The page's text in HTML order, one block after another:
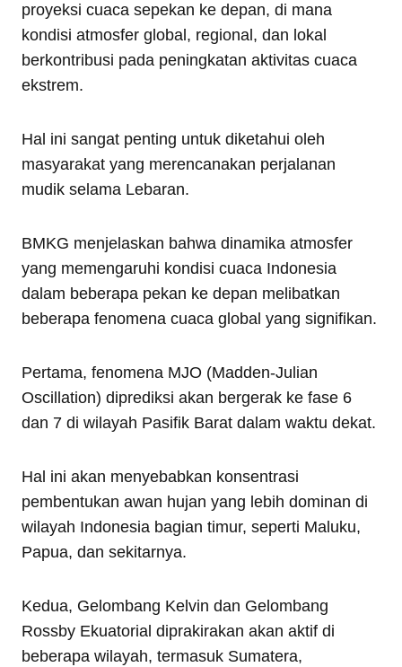
proyeksi cuaca sepekan ke depan, di mana
kondisi atmosfer global, regional, dan lokal
berkontribusi pada peningkatan aktivitas cuaca
ekstrem.
Hal ini sangat penting untuk diketahui oleh
masyarakat yang merencanakan perjalanan
mudik selama Lebaran.
BMKG menjelaskan bahwa dinamika atmosfer
yang memengaruhi kondisi cuaca Indonesia
dalam beberapa pekan ke depan melibatkan
beberapa fenomena cuaca global yang signifikan.
Pertama, fenomena MJO (Madden-Julian
Oscillation) diprediksi akan bergerak ke fase 6
dan 7 di wilayah Pasifik Barat dalam waktu dekat.
Hal ini akan menyebabkan konsentrasi
pembentukan awan hujan yang lebih dominan di
wilayah Indonesia bagian timur, seperti Maluku,
Papua, dan sekitarnya.
Kedua, Gelombang Kelvin dan Gelombang
Rossby Ekuatorial diprakirakan akan aktif di
beberapa wilayah, termasuk Sumatera,